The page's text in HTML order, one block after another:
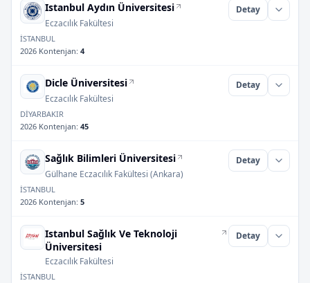
Istanbul Aydın Üniversitesi
Eczacılık Fakültesi
Detay
İSTANBUL
2026 Kontenjan: 4
Dicle Üniversitesi
Eczacılık Fakültesi
Detay
DİYARBAKIR
2026 Kontenjan: 45
Sağlık Bilimleri Üniversitesi
Gülhane Eczacılık Fakültesi (Ankara)
Detay
İSTANBUL
2026 Kontenjan: 5
Istanbul Sağlık Ve Teknoloji
Üniversitesi
Eczacılık Fakültesi
Detay
İSTANBUL